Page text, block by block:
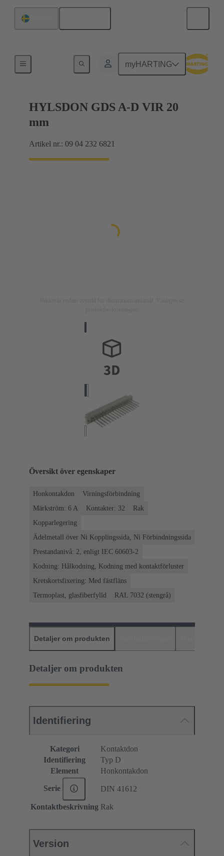
myHARTING
HYLSDON GDS A-D VIR 20
mm
Artikel nr.: 09 04 232 6821
Översikt över egenskaper
Honkontakdon
Virningsförbindning
Märkström: ‌6 A
Kontakter: 32
Rak
Kopparlegering
Ädelmetall över Ni Kopplingssida, Ni Förbindningssida
Prestandanivå: 2, enligt IEC 60603-2
Kodning: Hålkodning, Kodning med kontaktförluster
Kretskortsfixering: Med fästfläns
Termoplast, glasfiberfylld
RAL 7032 (stengrå)
Detaljer om produkten
Detaljer om produkten
Identifiering
Kategori
Kontaktdon
Identifiering
Typ D
Element
Honkontakdon
Serie DIN 41612
Kontaktbeskrivning Rak
Version